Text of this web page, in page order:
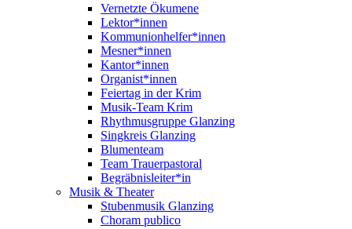
Vernetzte Ökumene
Lektor*innen
Kommunionhelfer*innen
Mesner*innen
Kantor*innen
Organist*innen
Feiertag in der Krim
Musik-Team Krim
Rhythmusgruppe Glanzing
Singkreis Glanzing
Blumenteam
Team Trauerpastoral
Begräbnisleiter*in
Musik & Theater
Stubenmusik Glanzing
Choram publico